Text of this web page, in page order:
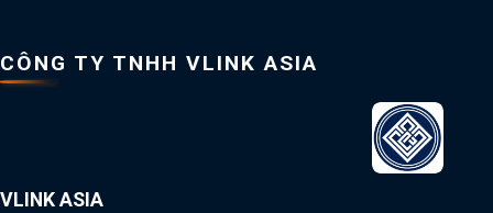
CÔNG TY TNHH VLINK ASIA
VLINK ASIA